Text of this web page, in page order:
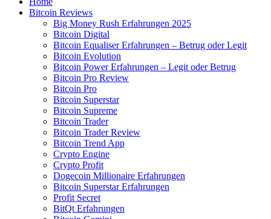
Bitcoin Reviews
Big Money Rush Erfahrungen 2025
Bitcoin Digital
Bitcoin Equaliser Erfahrungen – Betrug oder Legit
Bitcoin Evolution
Bitcoin Power Erfahrungen – Legit oder Betrug
Bitcoin Pro Review
Bitcoin Pro
Bitcoin Superstar
Bitcoin Supreme
Bitcoin Trader
Bitcoin Trader Review
Bitcoin Trend App
Crypto Engine
Crypto Profit
Dogecoin Millionaire Erfahrungen
Bitcoin Superstar Erfahrungen
Profit Secret
BitQt Erfahrungen